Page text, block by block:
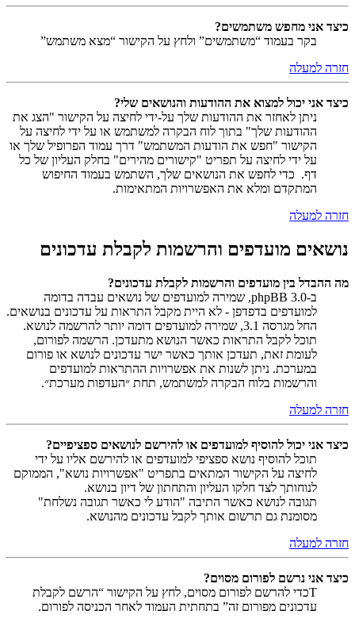
כיצד אני מחפש משתמשים?
בקר בעמוד “משתמשים” ולחץ על הקישור “מצא משתמש”
חזרה למעלה
כיצד אני יכול למצוא את ההודעות והנושאים שלי?
ניתן לאחזר את ההודעות שלך על-ידי לחיצה על הקישור "הצג את
ההודעות שלך" בתוך לוח הבקרה למשתמש או על ידי לחיצה על
הקישור "חפש את הודעות המשתמש" דרך עמוד הפרופיל שלך או
על ידי לחיצה על תפריט "קישורים מהירים" בחלק העליון של כל
דף. כדי לחפש את הנושאים שלך, השתמש בעמוד החיפוש
המתקדם ומלא את האפשרויות המתאימות.
חזרה למעלה
נושאים מועדפים והרשמות לקבלת עדכונים
מה ההבדל בין מועדפים והרשמות לקבלת עדכונים?
ב-phpBB 3.0, שמירה למועדפים של נושאים עבדה בדומה
למועדפים בדפדפן - לא היית מקבל התראות על עדכונים בנושאים.
החל מגרסה 3.1, שמירה למועדפים דומה יותר להרשמה לנושא.
תוכל לקבל התראות כאשר הנושא מתעדכן. הרשמה לפורום,
לעומת זאת, תעדכן אותך כאשר ישר עדכונים לנושא או פורום
במערכת. ניתן לשנות את אפשרויות ההתראות למועדפים
והרשמות בלוח הבקרה למשתמש, תחת ״העדפות מערכת״.
חזרה למעלה
כיצד אני יכול להוסיף למועדפים או להירשם לנושאים ספציפיים?
תוכל להוסיף נושא ספציפי למועדפים או להירשם אליו על ידי
לחיצה על הקישור המתאים בתפריט "אפשרויות נושא", הממוקם
לנוחותך לצד חלקו העליון והתחתון של דיון בנושא.
תגובה לנושא כאשר התיבה "הודע לי כאשר תגובה נשלחת"
מסומנת גם תרשום אותך לקבל עדכונים מהנושא.
חזרה למעלה
כיצד אני נרשם לפורום מסוים?
Tכדי להרשם לפורום מסוים, לחץ על הקישור “הרשם לקבלת
עדכונים מפורום זה” בתחתית העמוד לאחר הכניסה לפורום.